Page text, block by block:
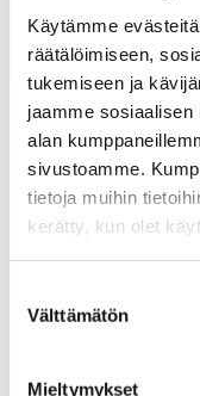
Käytämme
räätälöimiseen,
tukemiseen ja
jaamme
alan
sivustoamme.
tietoja muihin
kerätty, kun olet
valinta
Välttämätön
Mieltymykset
KAMK
WATCH